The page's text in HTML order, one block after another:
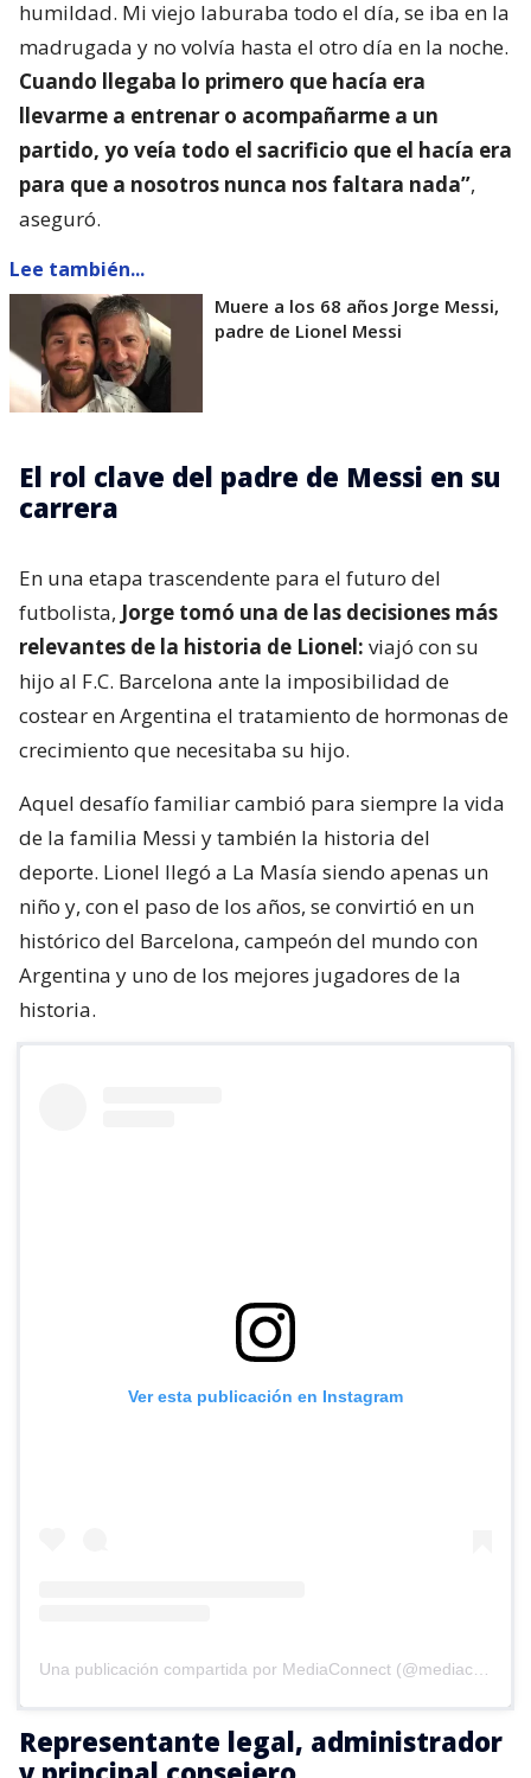
humildad. Mi viejo laburaba todo el día, se iba en la
madrugada y no volvía hasta el otro día en la noche.
Cuando llegaba lo primero que hacía era
llevarme a entrenar o acompañarme a un
partido, yo veía todo el sacrificio que el hacía era
para que a nosotros nunca nos faltara nada”,
aseguró.
Lee también...
Muere a los 68 años Jorge Messi,
padre de Lionel Messi
El rol clave del padre de Messi en su
carrera
En una etapa trascendente para el futuro del
futbolista, Jorge tomó una de las decisiones más
relevantes de la historia de Lionel: viajó con su
hijo al F.C. Barcelona ante la imposibilidad de
costear en Argentina el tratamiento de hormonas de
crecimiento que necesitaba su hijo.
Aquel desafío familiar cambió para siempre la vida
de la familia Messi y también la historia del
deporte. Lionel llegó a La Masía siendo apenas un
niño y, con el paso de los años, se convirtió en un
histórico del Barcelona, campeón del mundo con
Argentina y uno de los mejores jugadores de la
historia.
Ver esta publicación en Instagram
Representante legal, administrador